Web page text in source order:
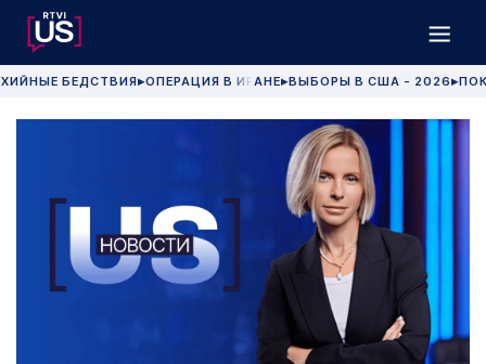
БЕДСТВИЯ▶ОПЕРАЦИЯ В ИРАНЕ▶ВЫБОРЫ В США - 2026 ▶